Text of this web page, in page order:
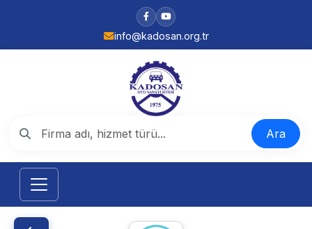
info@kadosan.org.tr
Ara